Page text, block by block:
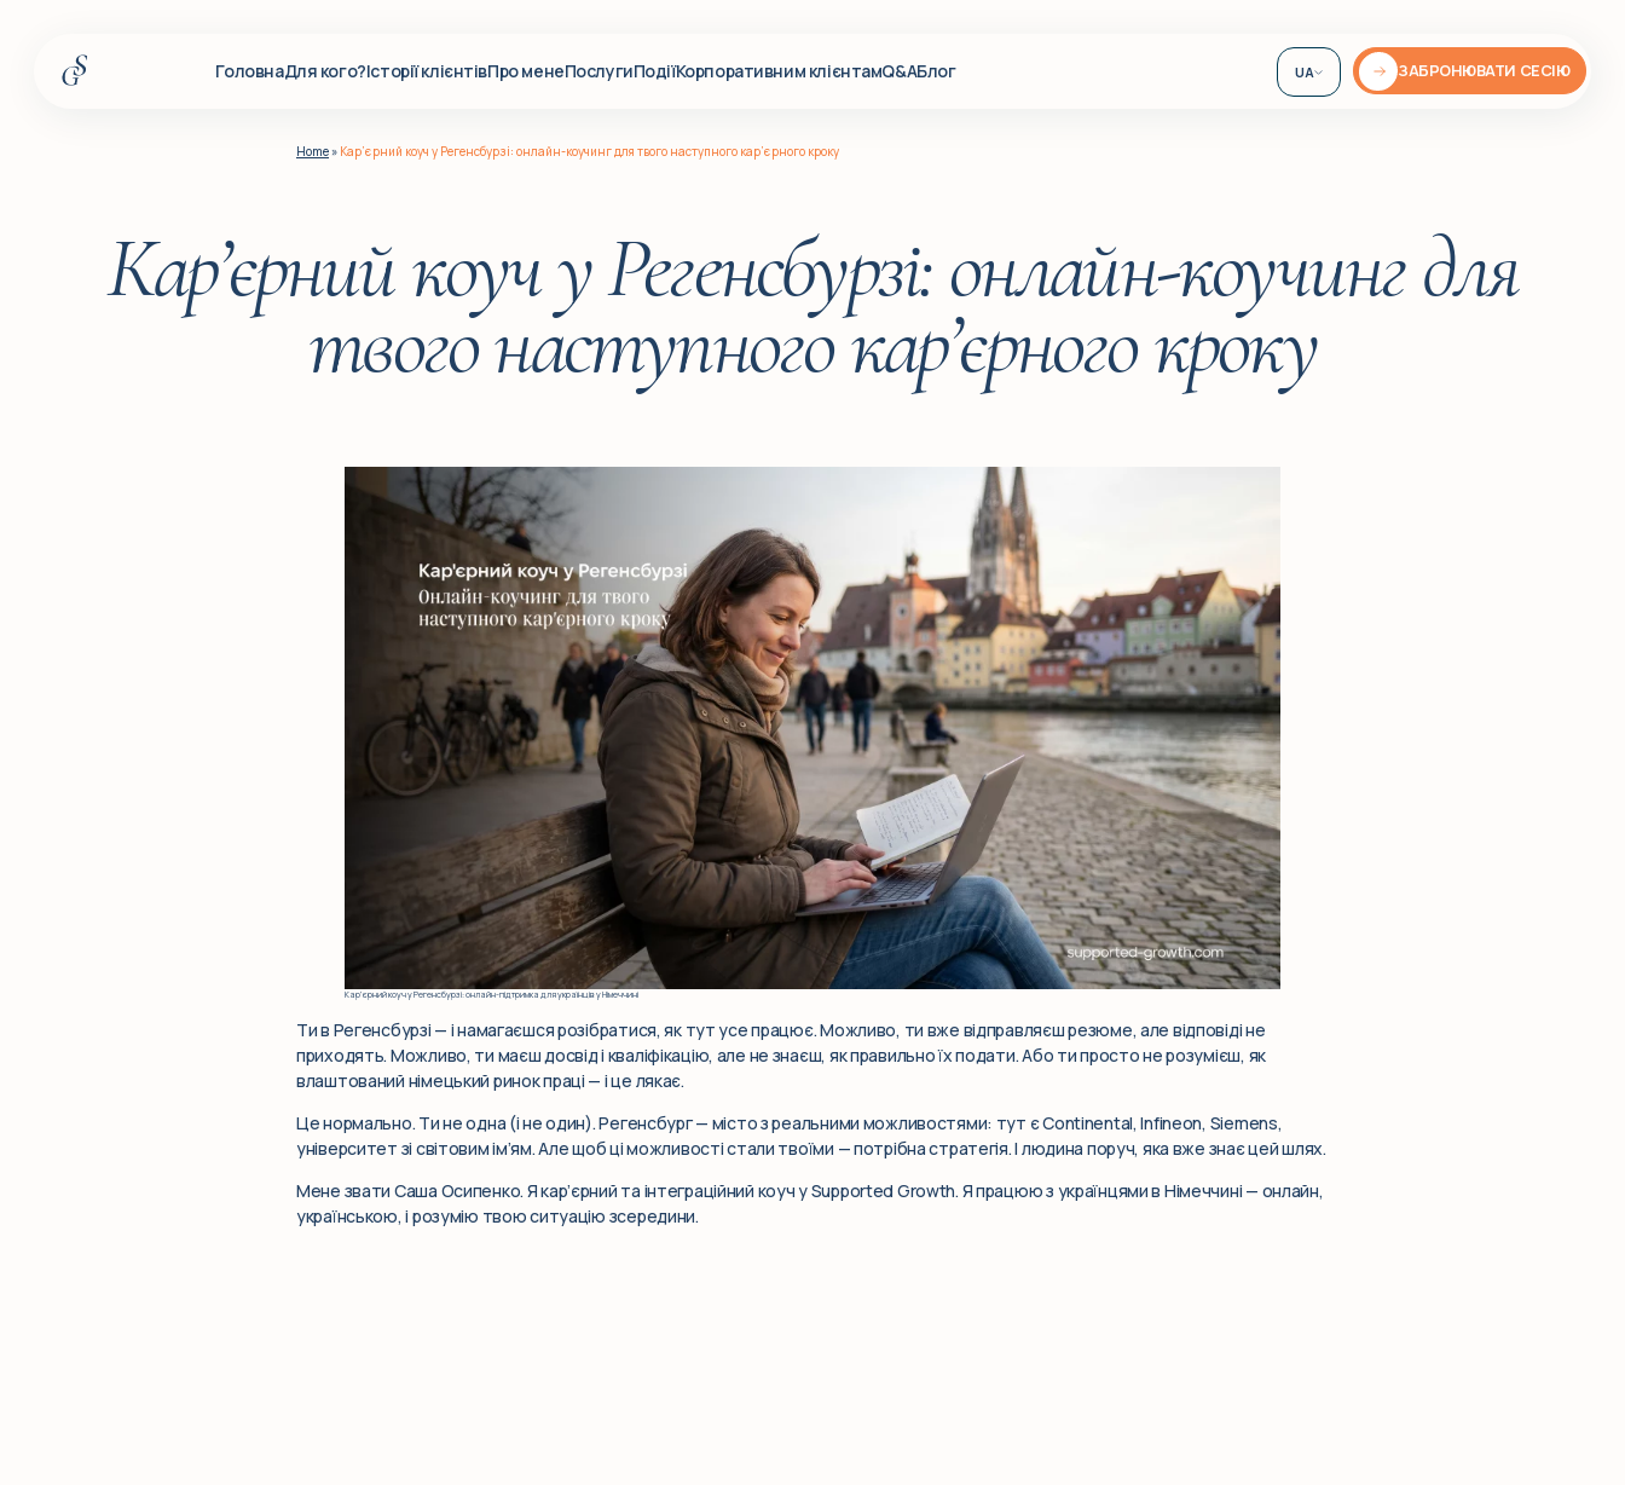
ГоловнаДля кого?Історії клієнтівПро менеПослугиПодіїКорпоративним клієнтамQ&AБлог UA ЗАБРОНЮВАТИ СЕСІЮ
Про мене
Home» Кар’єрний коуч у Регенсбурзі: онлайн-коучинг для твого наступного кар’єрного кроку
Кар’єрний коуч у Регенсбурзі: онлайн-коучинг для
твого наступного кар’єрного кроку
Кар’єрний коуч у Регенсбурзі: онлайн-підтримка для українців у Німеччині
Ти в Регенсбурзі — і намагаєшся розібратися, як тут усе працює. Можливо, ти вже відправляєш резюме, але відповіді не
приходять. Можливо, ти маєш досвід і кваліфікацію, але не знаєш, як правильно їх подати. Або ти просто не розумієш, як
влаштований німецький ринок праці — і це лякає.
Це нормально. Ти не одна (і не один). Регенсбург — місто з реальними можливостями: тут є Continental, Infineon, Siemens,
університет зі світовим ім’ям. Але щоб ці можливості стали твоїми — потрібна стратегія. І людина поруч, яка вже знає цей шлях.
Мене звати Саша Осипенко. Я кар’єрний та інтеграційний коуч у Supported Growth. Я працюю з українцями в Німеччині — онлайн,
українською, і розумію твою ситуацію зсередини.